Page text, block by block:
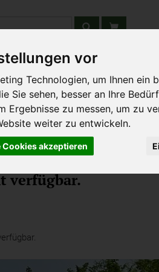
vor
Technologien, um Ihnen ein
Sie sehen, besser an Ihre
Ergebnisse zu messen, um zu
weiter zu entwickeln.
akzeptieren
Wochenmarkt Unsere
verfügbar.